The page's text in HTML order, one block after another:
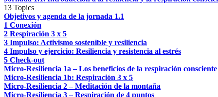
13 Topics
Objetivos y agenda de la jornada 1.1
1 Conexión
2 Respiración 3 x 5
3 Impulso: Activismo sostenible y resiliencia
4 Impulso y ejercicio: Resiliencia y resistencia al estrés
5 Check-out
Micro-Resiliencia 1a – Los beneficios de la respiración consciente
Micro-Resiliencia 1b: Respiración 3 x 5
Micro-Resiliencia 2 – Meditación de la montaña
Micro-Resiliencia 3 – Respiración de 4 puntos